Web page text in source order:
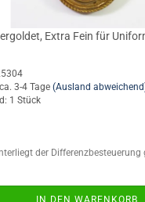
Extra Fein für
ca. 3-4 Tage (Ausland
1 Stück
der Differenzbesteuerung
IN DEN WARENKORB